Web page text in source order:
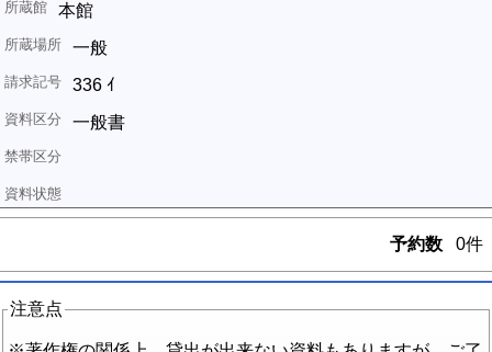
本館
一般
336 ｲ
一般書
予約数 0件
注意点